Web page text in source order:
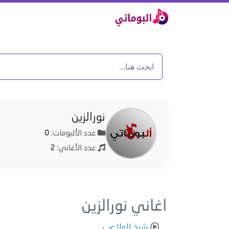
نورالزين
عدد الألبومات: 0
عدد الأغاني: 2
اغاني نورالزين